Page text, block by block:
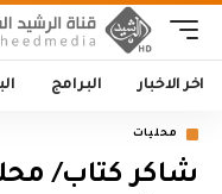
اخر الاخبار البرامج
محليات
شاكر كتاب/